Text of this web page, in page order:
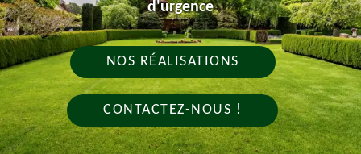
d'urgence
NOS RÉALISATIONS
CONTACTEZ-NOUS !